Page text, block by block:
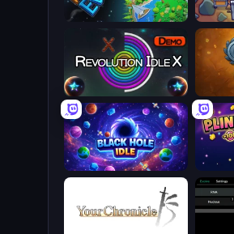
Revolution Idle X
Black Hole Idle